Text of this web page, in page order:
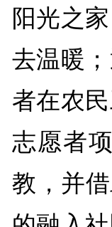
阳光之
去温暖
者在农
志愿者
教，并